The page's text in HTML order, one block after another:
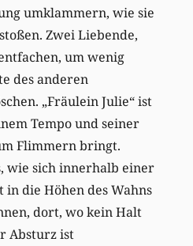
umklammern, wie sie
Zwei Liebende,
um wenig
des anderen
„Fräulein Julie“ ist
Tempo und seiner
Flimmern bringt.
wie sich innerhalb einer
die Höhen des Wahns
dort, wo kein Halt
Absturz ist